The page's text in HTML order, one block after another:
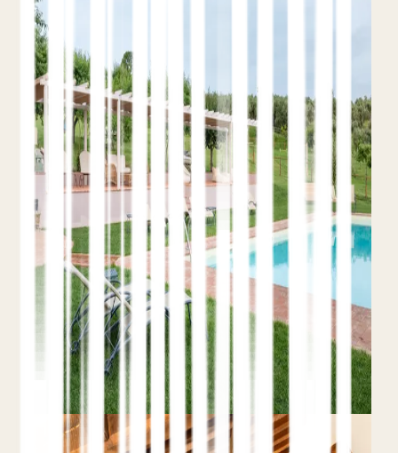
AEO)
9 de junio de 2026
Teo Yordanov
11 min de lectura
Contenido orientado a respuestas
Datos
estructurados
Señales de reseñas
AI Overviews, ChatGPT y Perplexity citan muy
pocos hoteles y casi ninguna agencia en este
sector. Así es como un hotel independiente
consigue esas citas con contenido orientado a
respuestas, schema, señales de entidad y
reseñas.
Leer el artículo completo